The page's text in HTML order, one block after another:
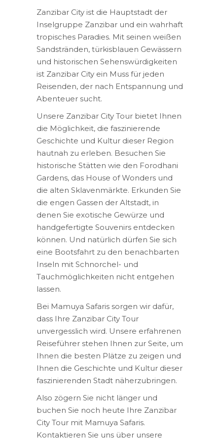
Zanzibar City ist die Hauptstadt der
Inselgruppe Zanzibar und ein wahrhaft
tropisches Paradies. Mit seinen weißen
Sandstränden, türkisblauen Gewässern
und historischen Sehenswürdigkeiten
ist Zanzibar City ein Muss für jeden
Reisenden, der nach Entspannung und
Abenteuer sucht.
Unsere Zanzibar City Tour bietet Ihnen
die Möglichkeit, die faszinierende
Geschichte und Kultur dieser Region
hautnah zu erleben. Besuchen Sie
historische Stätten wie den Forodhani
Gardens, das House of Wonders und
die alten Sklavenmärkte. Erkunden Sie
die engen Gassen der Altstadt, in
denen Sie exotische Gewürze und
handgefertigte Souvenirs entdecken
können. Und natürlich dürfen Sie sich
eine Bootsfahrt zu den benachbarten
Inseln mit Schnorchel- und
Tauchmöglichkeiten nicht entgehen
lassen.
Bei Mamuya Safaris sorgen wir dafür,
dass Ihre Zanzibar City Tour
unvergesslich wird. Unsere erfahrenen
Reiseführer stehen Ihnen zur Seite, um
Ihnen die besten Plätze zu zeigen und
Ihnen die Geschichte und Kultur dieser
faszinierenden Stadt näherzubringen.
Also zögern Sie nicht länger und
buchen Sie noch heute Ihre Zanzibar
City Tour mit Mamuya Safaris.
Kontaktieren Sie uns über unsere